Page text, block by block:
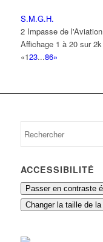
S.M.G.H.
2 Impasse de
Affichage 1 à 20 sur
«123...86»
ACCESSIBILITÉ
Passer en contraste
Changer la taille de